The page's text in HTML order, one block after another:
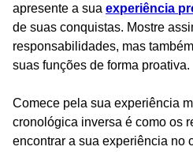
apresente a sua experiência
de suas conquistas. Mostre
responsabilidades, mas
suas funções de forma proativa.
Comece pela sua experiência
cronológica inversa é como os
encontrar a sua experiência no